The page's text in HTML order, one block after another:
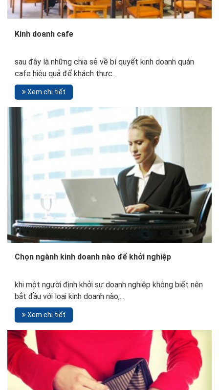
Kinh doanh cafe
sau đây là những chia sẻ về bí quyết kinh doanh quán
cafe hiệu quả để khách thực...
Xem chi tiết
Chọn ngành kinh doanh nào để khởi nghiệp
khi một người định khởi sự doanh nghiệp không biết nên
bắt đầu với loại kinh doanh nào,...
Xem chi tiết